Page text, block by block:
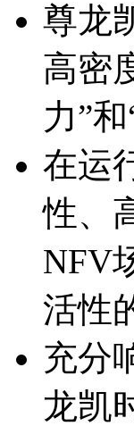
尊龙
高密
力”
在运
性
NFV
活性
充分
龙凯